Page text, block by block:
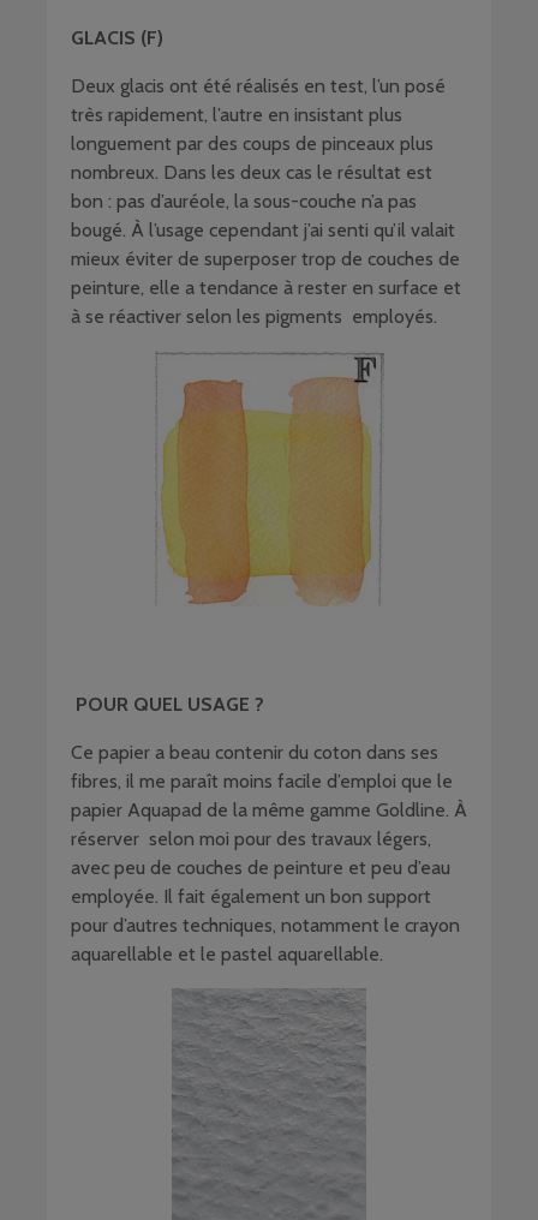
GLACIS (F)
Deux glacis ont été réalisés en test, l’un posé
très rapidement, l’autre en insistant plus
longuement par des coups de pinceaux plus
nombreux. Dans les deux cas le résultat est
bon : pas d’auréole, la sous-couche n’a pas
bougé. À l’usage cependant j’ai senti qu’il valait
mieux éviter de superposer trop de couches de
peinture, elle a tendance à rester en surface et
à se réactiver selon les pigments employés.
POUR QUEL USAGE ?
Ce papier a beau contenir du coton dans ses
fibres, il me paraît moins facile d’emploi que le
papier Aquapad de la même gamme Goldline. À
réserver selon moi pour des travaux légers,
avec peu de couches de peinture et peu d’eau
employée. Il fait également un bon support
pour d’autres techniques, notamment le crayon
aquarellable et le pastel aquarellable.